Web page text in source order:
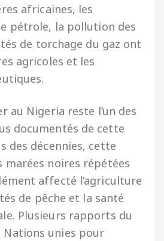
africaines, les
pétrole, la pollution des
de torchage du gaz ont
agricoles et les
au Nigeria reste l’un des
documentés de cette
des décennies, cette
marées noires répétées
affecté l’agriculture
de pêche et la santé
Plusieurs rapports du
Nations unies pour